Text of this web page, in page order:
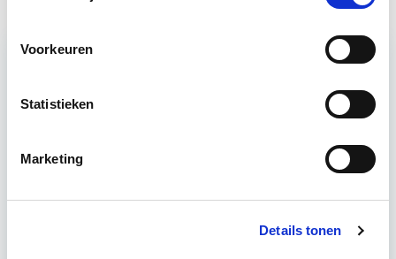
Voorkeuren
Statistieken
Marketing
Details tonen
Circulair bouwen is de toekomst. Letterlijk, want in
2050 wil de Nederlandse overheid dat de